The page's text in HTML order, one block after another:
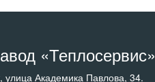
«Теплосервис»
улица Академика Павлова, 34.